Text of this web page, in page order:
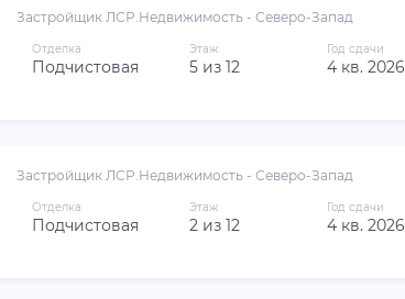
Застройщик ЛСР.Недвижимость - Северо-Запад
Отделка
Подчистовая
Этаж
5 из 12
Год сдачи
4 кв. 2026
Застройщик ЛСР.Недвижимость - Северо-Запад
Отделка
Подчистовая
Этаж
2 из 12
Год сдачи
4 кв. 2026